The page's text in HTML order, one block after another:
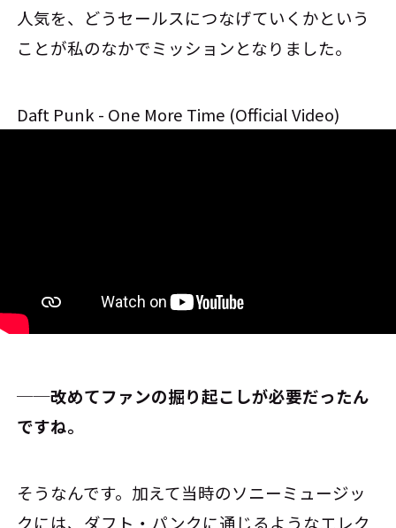
人気を、どうセールスにつなげていくかという
ことが私のなかでミッションとなりました。
Daft Punk - One More Time (Official Video)
──改めてファンの掘り起こしが必要だったん
ですね。
そうなんです。加えて当時のソニーミュージッ
クには、ダフト・パンクに通じるようなエレク